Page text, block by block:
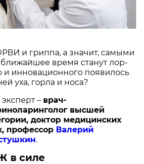
и гриппа, а значит, самыми
время станут лор-
и инновационного появилось
уха, горла и носа?
– врач-
высшей
доктор медицинских
профессор Валерий
.
в силе